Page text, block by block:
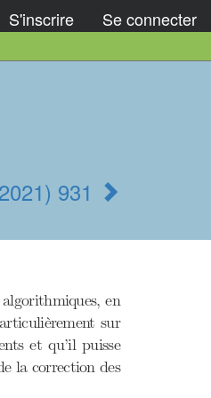
S'inscrire Se connecter
931
en
sur
et qu’il puisse
la correction des